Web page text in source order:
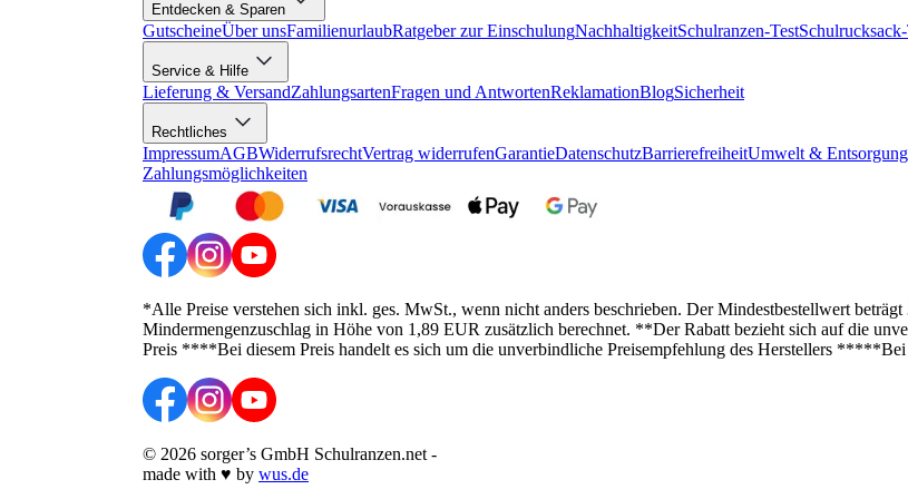
Entdecken & Sparen
GutscheineÜber unsFamilienurlaubRatgeber zur EinschulungNachhaltigkeitSchulranzen-Test
Service & Hilfe
Lieferung & VersandZahlungsartenFragen und AntwortenReklamationBlogSicherheit
Rechtliches
ImpressumAGBWiderrufsrechtVertrag widerrufenGarantieDatenschutzBarrierefreiheitUmwelt & Entsorgung
Zahlungsmöglichkeiten
*Alle Preise verstehen sich inkl. ges. MwSt., wenn nicht anders beschrieben. Der Mindestbestellwert
Mindermengenzuschlag in Höhe von 1,89 EUR zusätzlich berechnet. **Der Rabatt bezieht sich auf die
Preis ****Bei diesem Preis handelt es sich um die unverbindliche Preisempfehlung des Herstellers *****Bei
© 2026 sorger’s GmbH Schulranzen.net -
made with ♥ by wus.de